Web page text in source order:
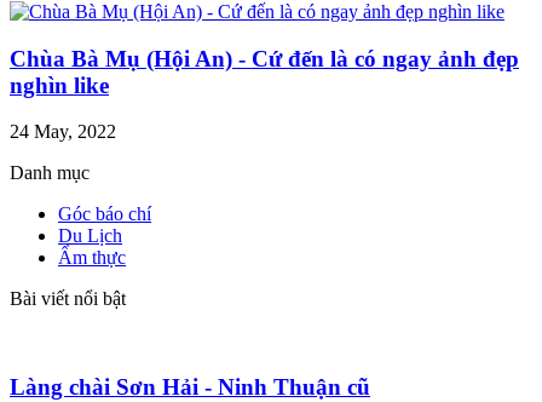
Chùa Bà Mụ (Hội An) - Cứ đến là có ngay ảnh đẹp
nghìn like
24 May, 2022
Danh mục
Góc báo chí
Du Lịch
Ẩm thực
Bài viết nổi bật
Làng chài Sơn Hải - Ninh Thuận cũ